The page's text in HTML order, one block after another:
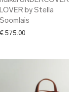
LOVER by Stella
Soomlais
€ 575.00